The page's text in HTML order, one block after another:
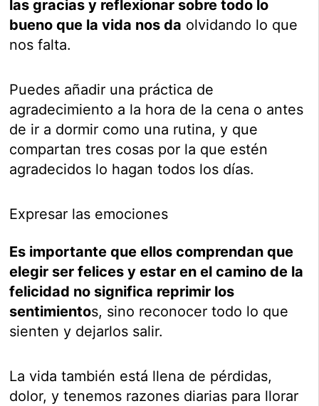
las gracias y reflexionar sobre todo lo
bueno que la vida nos da olvidando lo que
nos falta.
Puedes añadir una práctica de
agradecimiento a la hora de la cena o antes
de ir a dormir como una rutina, y que
compartan tres cosas por la que estén
agradecidos lo hagan todos los días.
Expresar las emociones
Es importante que ellos comprendan que
elegir ser felices y estar en el camino de la
felicidad no significa reprimir los
sentimientos, sino reconocer todo lo que
sienten y dejarlos salir.
La vida también está llena de pérdidas,
dolor, y tenemos razones diarias para llorar